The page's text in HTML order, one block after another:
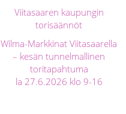
Viitasaaren kaupungin
torisäännöt
Wilma-Markkinat Viitasaarella
– kesän tunnelmallinen
toritapahtuma
la 27.6.2026 klo 9-16